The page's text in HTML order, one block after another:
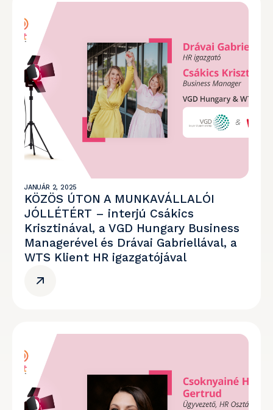
JANUÁR 2, 2025
KÖZÖS ÚTON A MUNKAVÁLLALÓI
JÓLLÉTÉRT – interjú Csákics
Krisztinával, a VGD Hungary Business
Managerével és Drávai Gabriellával, a
WTS Klient HR igazgatójával